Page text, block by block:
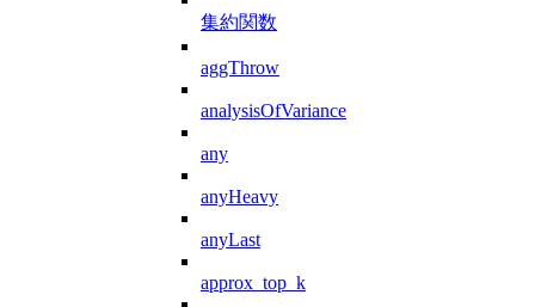
集約関数
aggThrow
analysisOfVariance
any
anyHeavy
anyLast
approx_top_k